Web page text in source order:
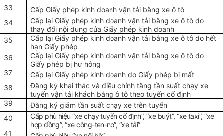
33
Cấp Giấy phép kinh doanh vận tải bằng xe ô tô
34
Cấp lại Giấy phép kinh doanh vận tải bằng xe ô tô do
thay đổi nội dung của Giấy phép kinh doanh
35
Cấp lại Giấy phép kinh doanh vận tải bằng xe ô tô do hết
hạn Giấy phép
36
Cấp lại Giấy phép kinh doanh vận tải bằng xe ô tô do
Giấy phép bị hư hỏng
37
Cấp lại Giấy phép kinh doanh do Giấy phép bị mất
38
Đăng ký khai thác và điều chỉnh tăng tần suất chạy xe
tuyến vận tải khách bằng ô tô theo tuyến cố định
39
Đăng ký giảm tần suất chạy xe trên tuyến
40
Cấp phù hiệu “xe chạy tuyến cố định”, “xe buýt”, “xe taxi”, “xe
hợp đồng”, “xe công-ten-nơ”, “xe tải”
41